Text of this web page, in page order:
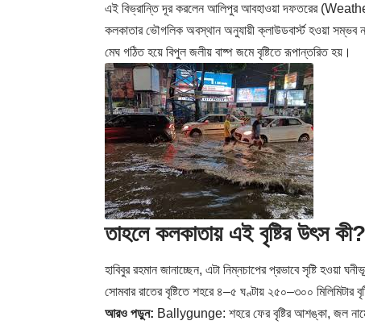
এই বিভ্রান্তি দূর করলেন আলিপুর আবহাওয়া দফতরের
কলকাতার ভৌগলিক অবস্থান অনুযায়ী ক্লাউডবার্স্ট হওয়া সম্ভব
মেঘ গঠিত হয়ে বিপুল জলীয় বাষ্প জমে বৃষ্টিতে রূপান্তরিত হয়।
তাহলে কলকাতায় এই বৃষ্টির উৎস কী?
হাবিবুর রহমান জানাচ্ছেন, এটা নিম্নচাপের প্রভাবে সৃষ্টি হওয়া
সোমবার রাতের বৃষ্টিতে শহরে ৪–৫ ঘণ্টায় ২৫০–৩০০ মিলিমিটার
আরও পড়ুন: Ballygunge: শহরে ফের বৃষ্টির আশঙ্কা, জল